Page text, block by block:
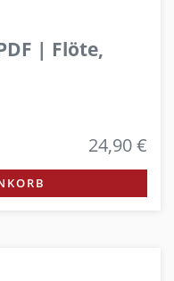
| Flöte,
24,90 €